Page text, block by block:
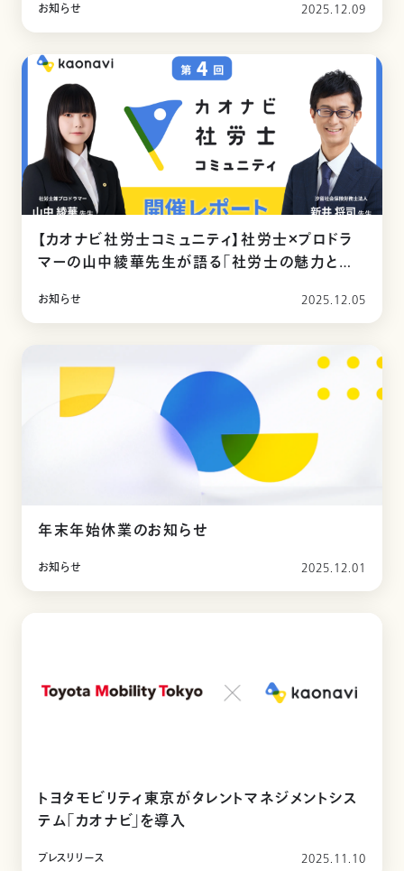
お知らせ 2025.12.09
【カオナビ社労士コミュニティ】社労士×プロドラ
マーの山中綾華先生が語る「社労士の魅力と可
お知らせ 2025.12.05
年末年始休業のお知らせ
お知らせ 2025.12.01
トヨタモビリティ東京がタレントマネジメントシス
テム「カオナビ」を導入
プレスリリース 2025.11.10